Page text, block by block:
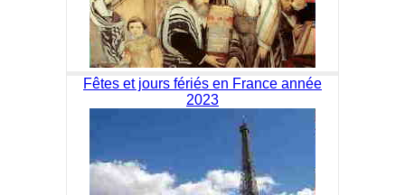
Fêtes et jours fériés en France année
2023